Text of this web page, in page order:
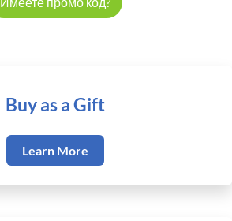
Buy as a Gift
Learn More